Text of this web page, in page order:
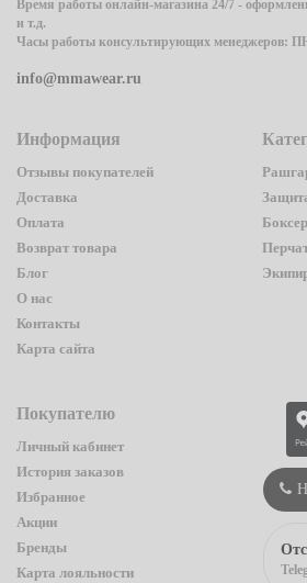
Время работы онлайн-магазина 24/7 -
и т.д.
Часы работы консультирующих менеджеров:
info@mmawear.ru
Информация
Отзывы покупателей
Доставка
Оплата
Возврат товара
Блог
О нас
Контакты
Карта сайта
Покупателю
Личный кабинет
История заказов
Избранное
Акции
Бренды
Карта лояльности